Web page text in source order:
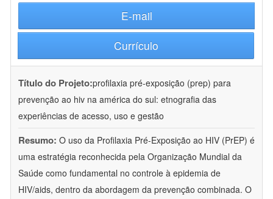
E-mail
Currículo
Título do Projeto:profilaxia pré-exposição (prep) para
prevenção ao hiv na américa do sul: etnografia das
experiências de acesso, uso e gestão
Resumo: O uso da Profilaxia Pré-Exposição ao HIV (PrEP) é
uma estratégia reconhecida pela Organização Mundial da
Saúde como fundamental no controle à epidemia de
HIV/aids, dentro da abordagem da prevenção combinada. O